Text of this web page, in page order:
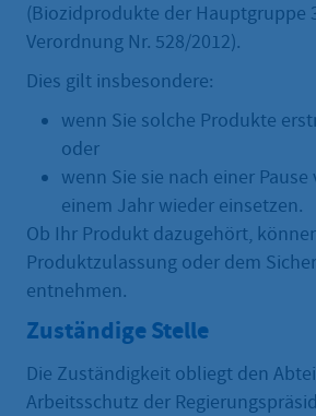
(Biozidprodukte der Hauptgruppe
Verordnung Nr. 528/2012).
Dies gilt insbesondere:
wenn Sie solche Produkte
oder
wenn Sie sie nach einer
einem Jahr wieder einsetzen.
Ob Ihr Produkt dazugehört,
Produktzulassung oder dem
entnehmen.
Zuständige Stelle
Die Zuständigkeit obliegt den
Arbeitsschutz der